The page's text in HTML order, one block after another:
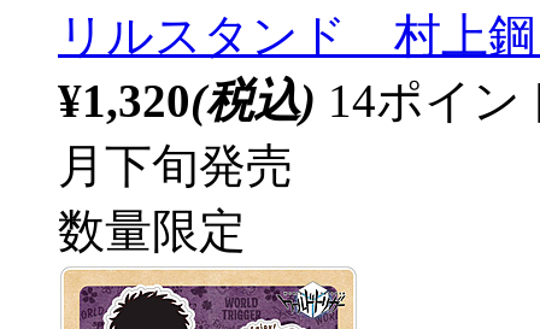
リルスタンド 村上
¥1,320(税込) 14ポイ
月下旬発売
数量限定